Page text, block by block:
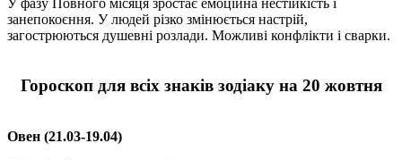
занепокоєння. У людей різко змінюється настрій,
загострюються душевні розлади. Можливі конфлікти і сварки.
Гороскоп для всіх знаків зодіаку на 20 жовтня
Овен (21.03-19.04)